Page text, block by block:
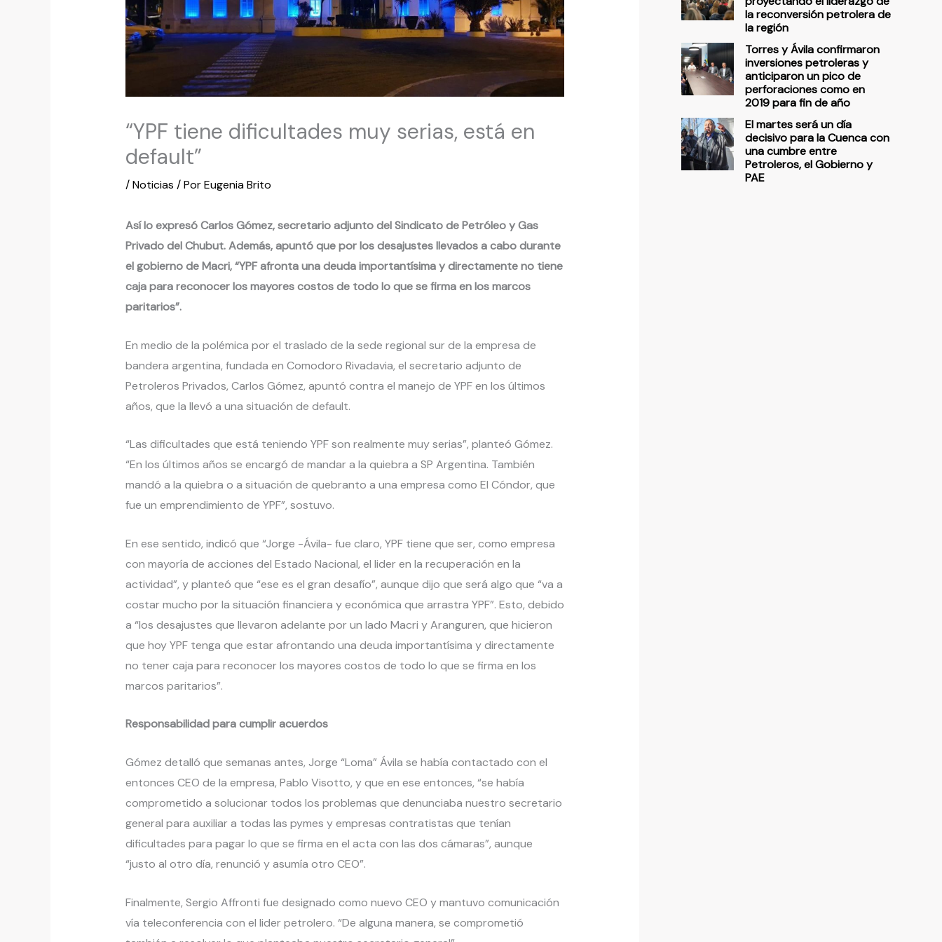
“YPF tiene dificultades muy serias, está en
default”
/Noticias / PorEugenia Brito
Así lo expresó Carlos Gómez, secretario adjunto del Sindicato de Petróleo y Gas
Privado del Chubut. Además, apuntó que por los desajustes llevados a cabo durante
el gobierno de Macri, “YPF afronta una deuda importantísima y directamente no tiene
caja para reconocer los mayores costos de todo lo que se firma en los marcos
paritarios”.
En medio de la polémica por el traslado de la sede regional sur de la empresa de
bandera argentina, fundada en Comodoro Rivadavia, el secretario adjunto de
Petroleros Privados, Carlos Gómez, apuntó contra el manejo de YPF en los últimos
años, que la llevó a una situación de default.
“Las dificultades que está teniendo YPF son realmente muy serias”, planteó Gómez.
“En los últimos años se encargó de mandar a la quiebra a SP Argentina. También
mandó a la quiebra o a situación de quebranto a una empresa como El Cóndor, que
fue un emprendimiento de YPF”, sostuvo.
En ese sentido, indicó que “Jorge -Ávila- fue claro, YPF tiene que ser, como empresa
con mayoría de acciones del Estado Nacional, el lider en la recuperación en la
actividad”, y planteó que “ese es el gran desafío”, aunque dijo que será algo que “va a
costar mucho por la situación financiera y económica que arrastra YPF”. Esto, debido
a “los desajustes que llevaron adelante por un lado Macri y Aranguren, que hicieron
que hoy YPF tenga que estar afrontando una deuda importantísima y directamente
no tener caja para reconocer los mayores costos de todo lo que se firma en los
marcos paritarios”.
Responsabilidad para cumplir acuerdos
Gómez detalló que semanas antes, Jorge “Loma” Ávila se había contactado con el
entonces CEO de la empresa, Pablo Visotto, y que en ese entonces, “se había
comprometido a solucionar todos los problemas que denunciaba nuestro secretario
general para auxiliar a todas las pymes y empresas contratistas que tenían
dificultades para pagar lo que se firma en el acta con las dos cámaras”, aunque
“justo al otro día, renunció y asumía otro CEO”.
Finalmente, Sergio Affronti fue designado como nuevo CEO y mantuvo comunicación
vía teleconferencia con el lider petrolero. “De alguna manera, se comprometió
la reconversión petrolera de
la región
Torres y Ávila confirmaron
inversiones petroleras y
anticiparon un pico de
perforaciones como en
2019 para fin de año
El martes será un día
decisivo para la Cuenca con
una cumbre entre
Petroleros, el Gobierno y
PAE